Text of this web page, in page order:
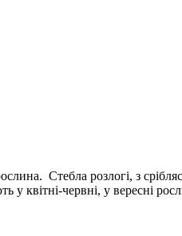
Стебла розлогі, з
у квітні-червні, у вересні